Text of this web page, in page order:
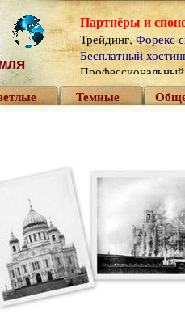
Темные
Партнёры и
Трейдинг,Форекс
Бесплатный